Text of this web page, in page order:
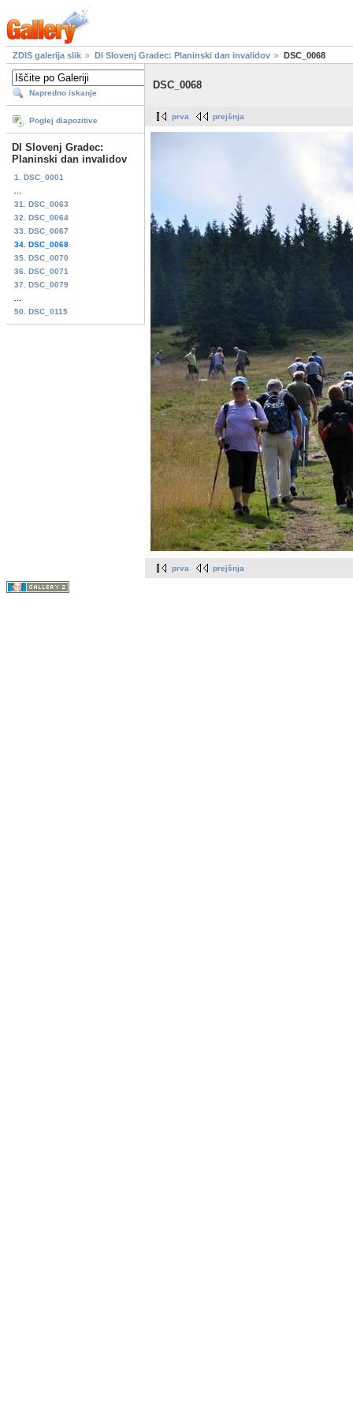
ZDIS galerija slik DI Slovenj Gradec: Planinski dan invalidov DSC_0068
Napredno iskanje
Poglej diapozitive
DI Slovenj Gradec:
Planinski dan invalidov
1. DSC_0001
31. DSC_0063
32. DSC_0064
33. DSC_0067
34. DSC_0068
35. DSC_0070
36. DSC_0071
37. DSC_0079
50. DSC_0115
DSC_0068
prva prejšnja
prva prejšnja